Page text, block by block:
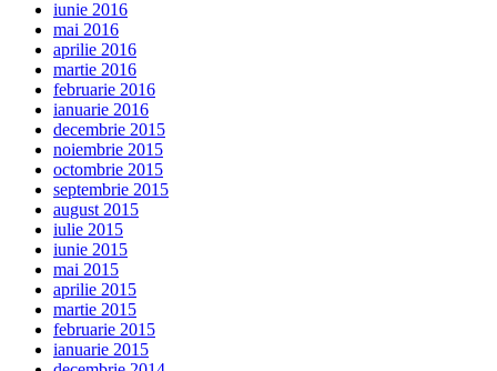
iunie 2016
mai 2016
aprilie 2016
martie 2016
februarie 2016
ianuarie 2016
decembrie 2015
noiembrie 2015
octombrie 2015
septembrie 2015
august 2015
iulie 2015
iunie 2015
mai 2015
aprilie 2015
martie 2015
februarie 2015
ianuarie 2015